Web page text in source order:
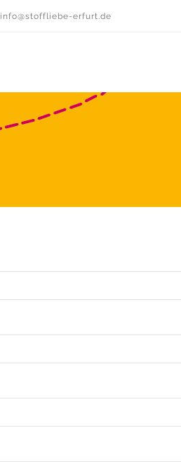
info@stoffliebe-erfurt.de